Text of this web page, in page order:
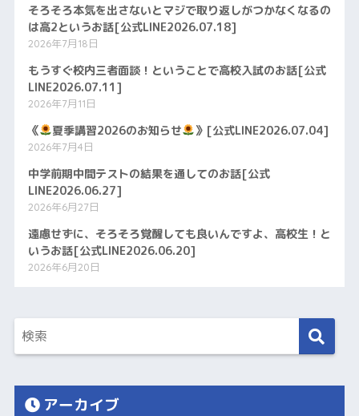
そろそろ本気を出さないとマジで取り返しがつかなくなるの
は高2というお話[公式LINE2026.07.18]
2026年7月18日
もうすぐ校内三者面談！ということで高校入試のお話[公式
LINE2026.07.11]
2026年7月11日
《 夏季講習2026のお知らせ 》[公式LINE2026.07.04]
2026年7月4日
中学前期中間テストの結果を通してのお話[公式
LINE2026.06.27]
2026年6月27日
遠慮せずに、そろそろ覚醒しても良いんですよ、高校生！と
いうお話[公式LINE2026.06.20]
2026年6月20日
アーカイブ